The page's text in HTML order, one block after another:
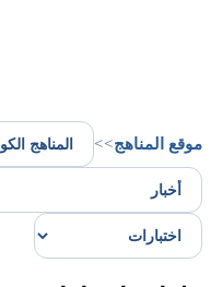
موقع المناهج>>